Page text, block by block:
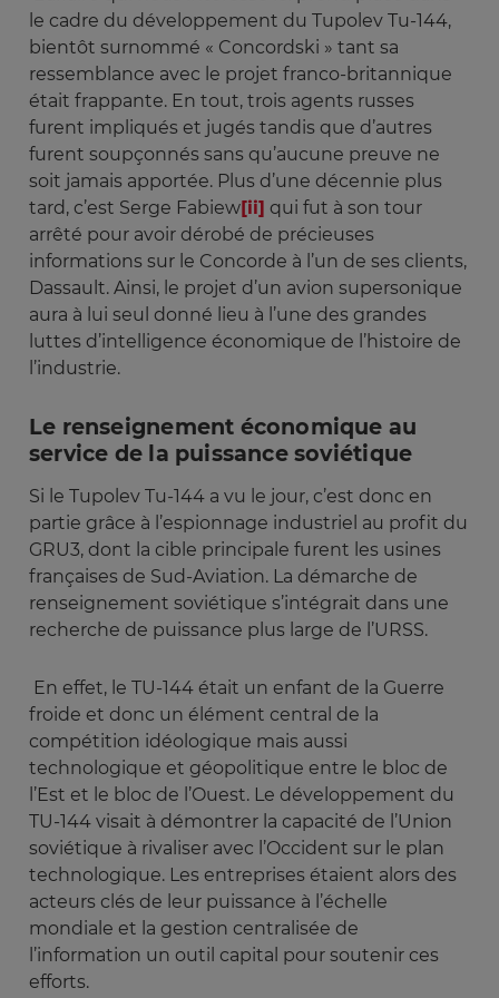
le cadre du développement du Tupolev Tu-144,
bientôt surnommé « Concordski » tant sa
ressemblance avec le projet franco-britannique
était frappante. En tout, trois agents russes
furent impliqués et jugés tandis que d’autres
furent soupçonnés sans qu’aucune preuve ne
soit jamais apportée. Plus d’une décennie plus
tard, c’est Serge Fabiew[ii] qui fut à son tour
arrêté pour avoir dérobé de précieuses
informations sur le Concorde à l’un de ses clients,
Dassault. Ainsi, le projet d’un avion supersonique
aura à lui seul donné lieu à l’une des grandes
luttes d’intelligence économique de l’histoire de
l’industrie.
Le renseignement économique au
service de la puissance soviétique
Si le Tupolev Tu-144 a vu le jour, c’est donc en
partie grâce à l’espionnage industriel au profit du
GRU3, dont la cible principale furent les usines
françaises de Sud-Aviation. La démarche de
renseignement soviétique s’intégrait dans une
recherche de puissance plus large de l’URSS.
En effet, le TU-144 était un enfant de la Guerre
froide et donc un élément central de la
compétition idéologique mais aussi
technologique et géopolitique entre le bloc de
l’Est et le bloc de l’Ouest. Le développement du
TU-144 visait à démontrer la capacité de l’Union
soviétique à rivaliser avec l’Occident sur le plan
technologique. Les entreprises étaient alors des
acteurs clés de leur puissance à l’échelle
mondiale et la gestion centralisée de
l’information un outil capital pour soutenir ces
efforts.